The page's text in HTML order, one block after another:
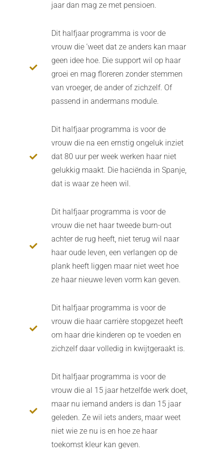
jaar dan mag ze met pensioen.
Dit halfjaar programma is voor de
vrouw die ’weet dat ze anders kan maar
geen idee hoe. Die support wil op haar
groei en mag floreren zonder stemmen
van vroeger, de ander of zichzelf. Of
passend in andermans module.
Dit halfjaar programma is voor de
vrouw die na een ernstig ongeluk inziet
dat 80 uur per week werken haar niet
gelukkig maakt. Die haciënda in Spanje,
dat is waar ze heen wil.
Dit halfjaar programma is voor de
vrouw die net haar tweede burn-out
achter de rug heeft, niet terug wil naar
haar oude leven, een verlangen op de
plank heeft liggen maar niet weet hoe
ze haar nieuwe leven vorm kan geven.
Dit halfjaar programma is voor de
vrouw die haar carrière stopgezet heeft
om haar drie kinderen op te voeden en
zichzelf daar volledig in kwijtgeraakt is.
Dit halfjaar programma is voor de
vrouw die al 15 jaar hetzelfde werk doet,
maar nu iemand anders is dan 15 jaar
geleden. Ze wil iets anders, maar weet
niet wie ze nu is en hoe ze haar
toekomst kleur kan geven.